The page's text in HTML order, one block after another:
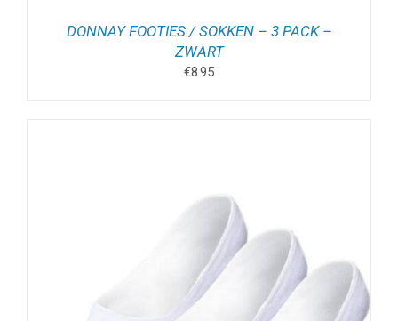
DONNAY FOOTIES / SOKKEN – 3 PACK –
ZWART
€8.95